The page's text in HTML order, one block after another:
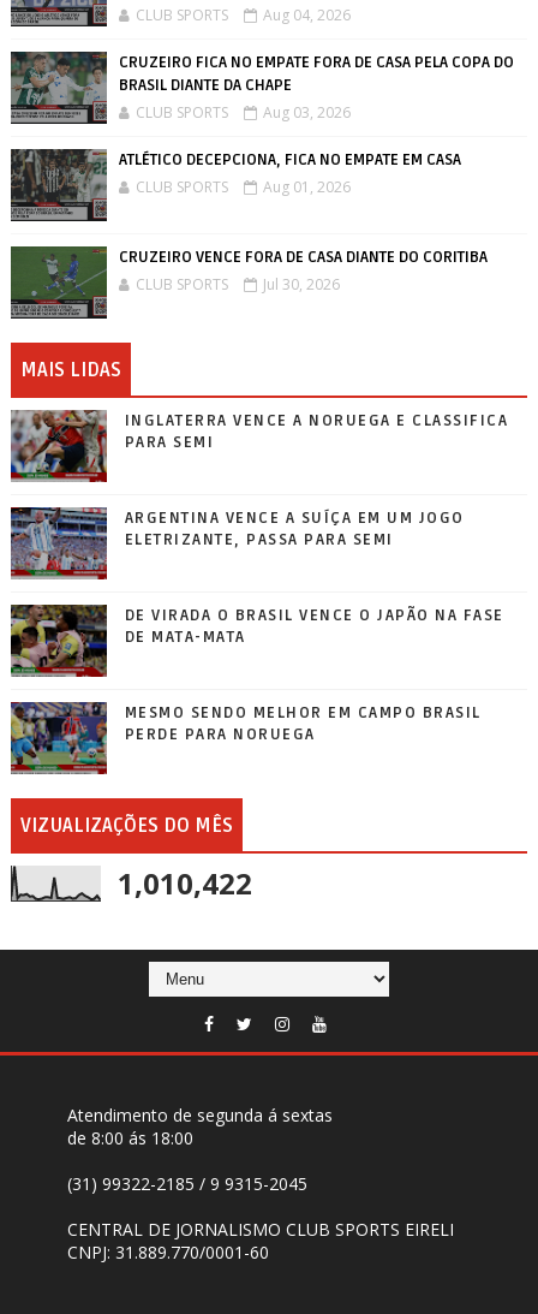
CLUB SPORTS Aug 04, 2026
CRUZEIRO FICA NO EMPATE FORA DE CASA PELA COPA DO
BRASIL DIANTE DA CHAPE
CLUB SPORTS Aug 03, 2026
ATLÉTICO DECEPCIONA, FICA NO EMPATE EM CASA
CLUB SPORTS Aug 01, 2026
CRUZEIRO VENCE FORA DE CASA DIANTE DO CORITIBA
CLUB SPORTS Jul 30, 2026
MAIS LIDAS
INGLATERRA VENCE A NORUEGA E CLASSIFICA
PARA SEMI
ARGENTINA VENCE A SUÍÇA EM UM JOGO
ELETRIZANTE, PASSA PARA SEMI
DE VIRADA O BRASIL VENCE O JAPÃO NA FASE
DE MATA-MATA
MESMO SENDO MELHOR EM CAMPO BRASIL
PERDE PARA NORUEGA
VIZUALIZAÇÕES DO MÊS
1,010,422
Atendimento de segunda á sextas
de 8:00 ás 18:00
(31) 99322-2185 / 9 9315-2045
CENTRAL DE JORNALISMO CLUB SPORTS EIRELI
CNPJ: 31.889.770/0001-60